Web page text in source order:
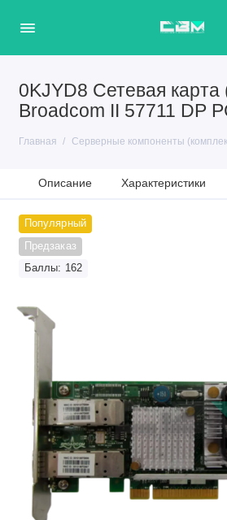
0KJYD8 Сетевая карта
Broadcom II 57711 DP
Главная Серверные компоненты
Описание Характеристики
Популярный
Предзаказ
Баллы: 162